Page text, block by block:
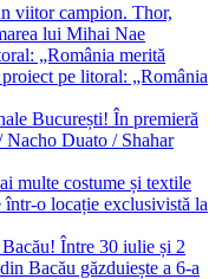
viitor campion. Thor,
lui Mihai Nae
„România merită
pe litoral: „România
București! În premieră
Duato / Shahar
multe costume și textile
într-o locație exclusivistă la
Între 30 iulie și 2
Bacău găzduiește a 6-a